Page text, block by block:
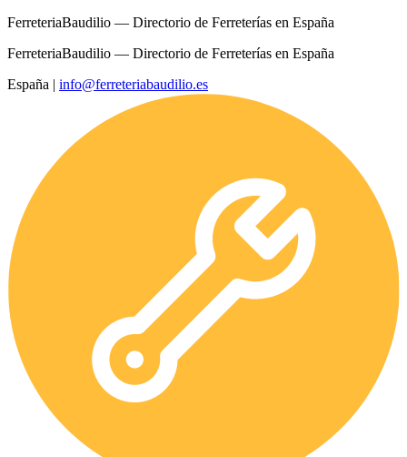
FerreteriaBaudilio — Directorio de Ferreterías en España
FerreteriaBaudilio — Directorio de Ferreterías en España
España | info@ferreteriabaudilio.es